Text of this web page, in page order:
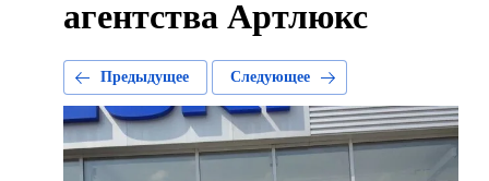
агентства Артлюкс
Предыдущее Следующее